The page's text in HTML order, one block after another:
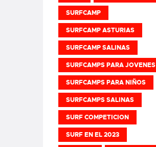
SURFCAMP
SURFCAMP ASTURIAS
SURFCAMP SALINAS
SURFCAMPS PARA JOVENES
SURFCAMPS PARA NIÑOS
SURFCAMPS SALINAS
SURF COMPETICION
SURF EN EL 2023